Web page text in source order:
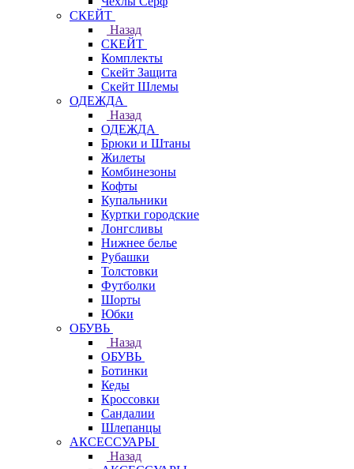
СКЕЙТ
Назад
СКЕЙТ
Комплекты
Скейт Защита
Скейт Шлемы
ОДЕЖДА
Назад
ОДЕЖДА
Брюки и Штаны
Жилеты
Комбинезоны
Кофты
Купальники
Куртки городские
Лонгсливы
Нижнее белье
Рубашки
Толстовки
Футболки
Шорты
Юбки
ОБУВЬ
Назад
ОБУВЬ
Ботинки
Кеды
Кроссовки
Сандалии
Шлепанцы
АКСЕССУАРЫ
Назад